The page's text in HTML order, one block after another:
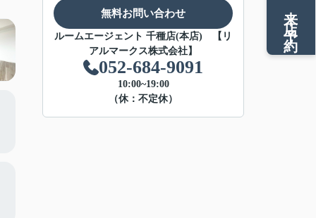
無料お問い合わせ
ルームエージェント 千種店(本店) 【リ
アルマークス株式会社】
052-684-9091
10:00~19:00
（休：不定休）
来店予約